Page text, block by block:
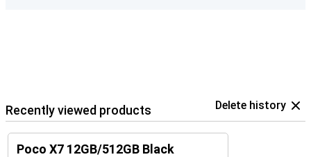
Recently viewed products Delete history
Poco X7 12GB/512GB Black